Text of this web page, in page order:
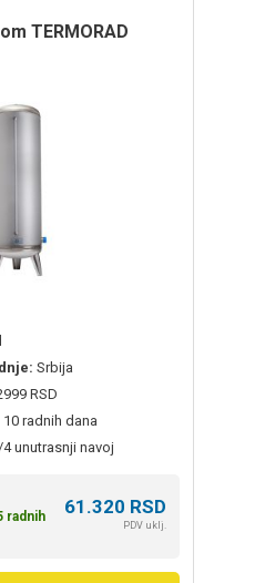
TERMORAD
Srbija
RSD
radnih dana
4 unutrasnji navoj
radnih
61.320 RSD
PDV uklj.